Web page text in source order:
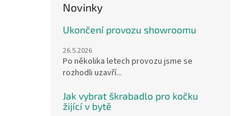
Novinky
Ukončení provozu showroomu
26.5.2026
Po několika letech provozu jsme se
rozhodli uzavří...
Jak vybrat škrabadlo pro kočku
žijící v bytě